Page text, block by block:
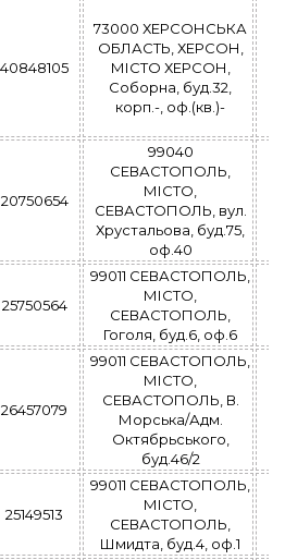
40848105
73000 ХЕРСОНСЬКА
ОБЛАСТЬ, ХЕРСОН,
МІСТО ХЕРСОН,
Соборна, буд.32,
корп.-, оф.(кв.)-
20750654
99040
СЕВАСТОПОЛЬ,
МІСТО,
СЕВАСТОПОЛЬ, вул.
Хрустальова, буд.75,
оф.40
25750564
99011 СЕВАСТОПОЛЬ,
МІСТО,
СЕВАСТОПОЛЬ,
Гоголя, буд.6, оф.6
26457079
99011 СЕВАСТОПОЛЬ,
МІСТО,
СЕВАСТОПОЛЬ, В.
Морська/Адм.
Октябрьського,
буд.46/2
25149513
99011 СЕВАСТОПОЛЬ,
МІСТО,
СЕВАСТОПОЛЬ,
Шмидта, буд.4, оф.1